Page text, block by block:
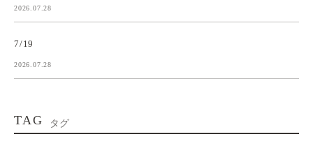
2026.07.28
7/19
2026.07.28
TAG タグ